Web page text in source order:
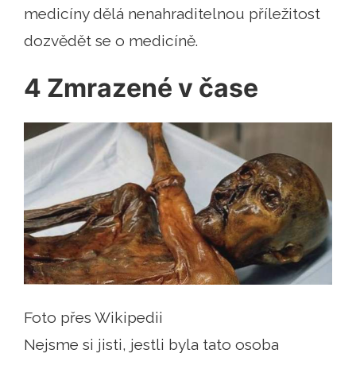
medicíny dělá nenahraditelnou příležitost
dozvědět se o medicíně.
4 Zmrazené v čase
Foto přes Wikipedii
Nejsme si jisti, jestli byla tato osoba